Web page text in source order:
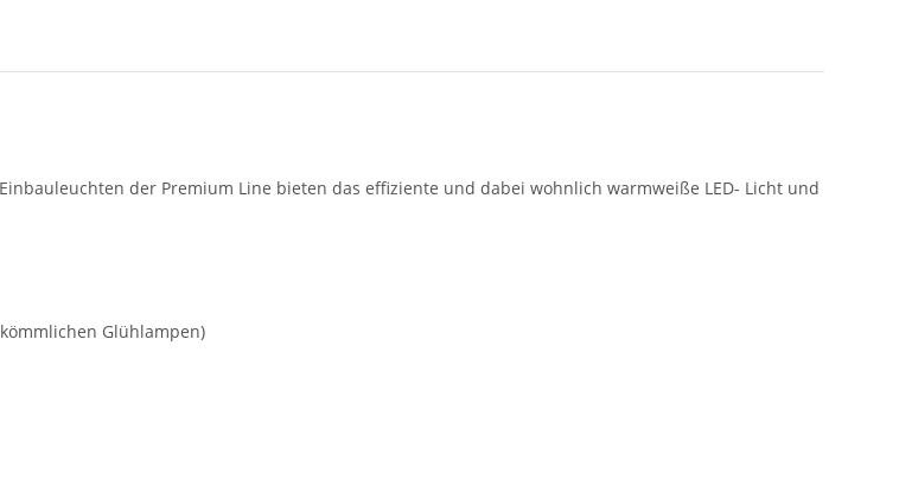
der Premium Line bieten das effiziente und dabei wohnlich warmweiße LED- Licht und
Glühlampen)